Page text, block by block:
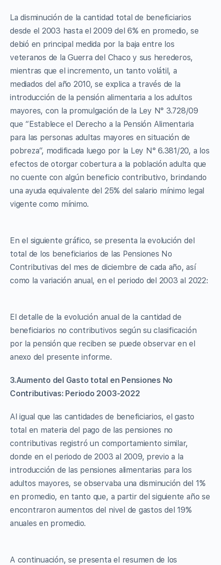
La disminución de la cantidad total de beneficiarios
desde el 2003 hasta el 2009 del 6% en promedio, se
debió en principal medida por la baja entre los
veteranos de la Guerra del Chaco y sus herederos,
mientras que el incremento, un tanto volátil, a
mediados del año 2010, se explica a través de la
introducción de la pensión alimentaria a los adultos
mayores, con la promulgación de la Ley N° 3.728/09
que “Establece el Derecho a la Pensión Alimentaria
para las personas adultas mayores en situación de
pobreza”, modificada luego por la Ley N° 6.381/20, a los
efectos de otorgar cobertura a la población adulta que
no cuente con algún beneficio contributivo, brindando
una ayuda equivalente del 25% del salario mínimo legal
vigente como mínimo.
En el siguiente gráfico, se presenta la evolución del
total de los beneficiarios de las Pensiones No
Contributivas del mes de diciembre de cada año, así
como la variación anual, en el periodo del 2003 al 2022:
El detalle de la evolución anual de la cantidad de
beneficiarios no contributivos según su clasificación
por la pensión que reciben se puede observar en el
anexo del presente informe.
3.Aumento del Gasto total en Pensiones No
Contributivas: Periodo 2003-2022
Al igual que las cantidades de beneficiarios, el gasto
total en materia del pago de las pensiones no
contributivas registró un comportamiento similar,
donde en el periodo de 2003 al 2009, previo a la
introducción de las pensiones alimentarias para los
adultos mayores, se observaba una disminución del 1%
en promedio, en tanto que, a partir del siguiente año se
encontraron aumentos del nivel de gastos del 19%
anuales en promedio.
A continuación, se presenta el resumen de los